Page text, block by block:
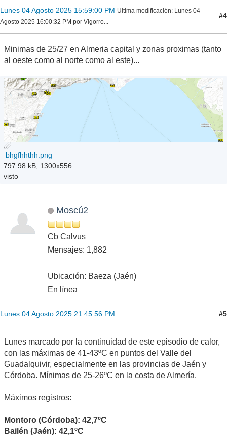
Lunes 04 Agosto 2025 15:59:00 PM Ultima modificación: Lunes 04
Agosto 2025 16:00:32 PM por Vigorro...
#4
Minimas de 25/27 en Almeria capital y zonas proximas (tanto
al oeste como al norte como al este)...
bhgfhhthh.png
797.98 kB, 1300x556
visto
Moscú2
Cb Calvus
Mensajes: 1,882
Ubicación: Baeza (Jaén)
En línea
Lunes 04 Agosto 2025 21:45:56 PM #5
Lunes marcado por la continuidad de este episodio de calor,
con las máximas de 41-43ºC en puntos del Valle del
Guadalquivir, especialmente en las provincias de Jaén y
Córdoba. Mínimas de 25-26ºC en la costa de Almería.
Máximos registros:
Montoro (Córdoba): 42,7ºC
Bailén (Jaén): 42,1ºC